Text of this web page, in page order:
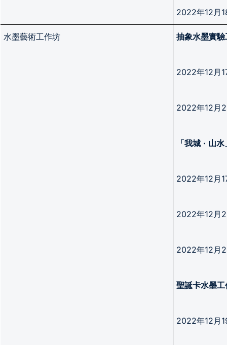
2022年12月
水墨藝術工作坊 抽象水墨實
2022年12月
2022年12月
「我城 · 山水
2022年12月
2022年12月
2022年12月
聖誕卡水墨工
2022年12月